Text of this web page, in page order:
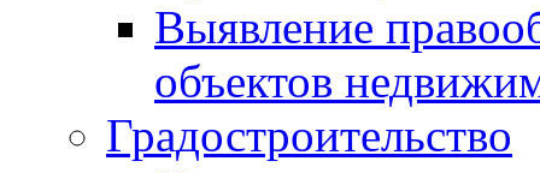
Выявление
объектов
Градостроительство